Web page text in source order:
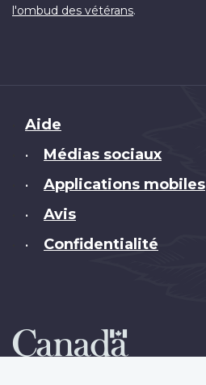
l'ombud des vétérans.
Brand
Aide
• Médias sociaux
• Applications mobiles
• Avis
• Confidentialité